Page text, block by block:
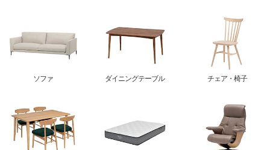
ソファ ダイニングテーブル チェア・椅子